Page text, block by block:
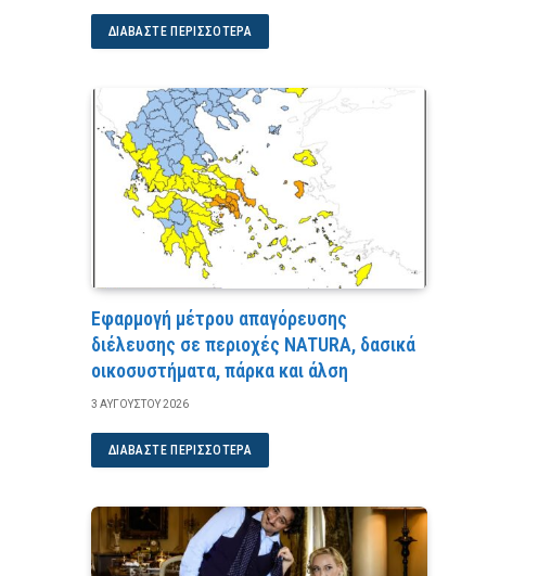
ΔΙΑΒΆΣΤΕ ΠΕΡΙΣΣΌΤΕΡΑ
Εφαρμογή μέτρου απαγόρευσης
διέλευσης σε περιοχές NATURA, δασικά
οικοσυστήματα, πάρκα και άλση
3 ΑΥΓΟΎΣΤΟΥ 2026
ΔΙΑΒΆΣΤΕ ΠΕΡΙΣΣΌΤΕΡΑ